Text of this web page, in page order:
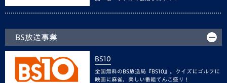
BS放送事業
BS10
全国無料のBS放送局『BS10』。クイズにゴルフに
映画に麻雀、楽しい番組てんこ盛り！